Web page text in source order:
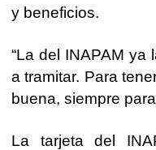
y beneficios.
“La del INAPAM ya
a tramitar. Para
buena, siempre
La tarjeta del